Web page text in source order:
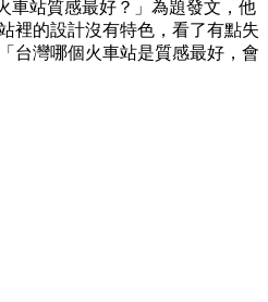
車站質感最好？」為題發文，他
裡的設計沒有特色，看了有點失
台灣哪個火車站是質感最好，會